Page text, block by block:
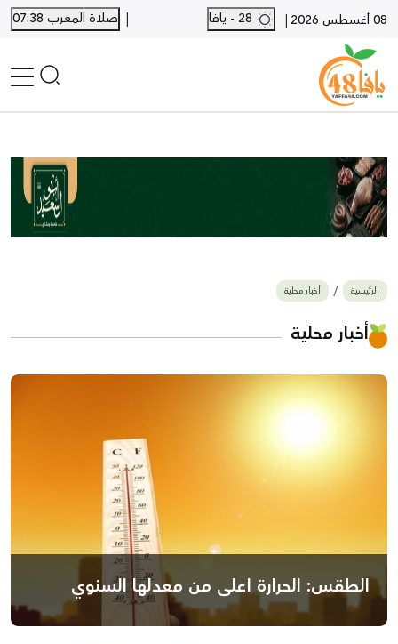
08 أغسطس 2026 |
| صلاة المغرب 07:38
أخبار محلية
أخبار يافا
SHORTS
أخبار اللد والرملة
بيع وشراء
أخبار القدس
وفيات
الرئيسية أخبار محلية
أخبار محلية
الطقس: الحرارة اعلى من معدلها السنوي